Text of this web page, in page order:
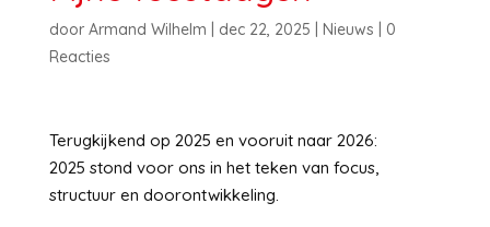
door Armand Wilhelm dec 22, 2025 Nieuws
0
Reacties
Terugkijkend op 2025 en vooruit naar 2026:
2025 stond voor ons in het teken van focus,
structuur en doorontwikkeling.